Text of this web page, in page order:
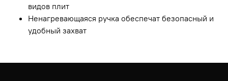
видов плит
Ненагревающаяся ручка обеспечат безопасный и
удобный захват